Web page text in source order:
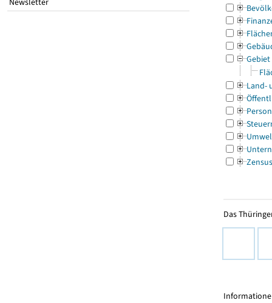
Gebiet
Land-
Zensus
Das